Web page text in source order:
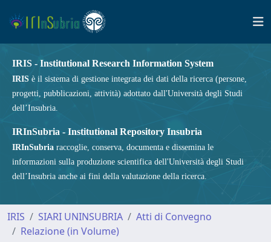
IRIS - Institutional Research Information System
IRIS è il sistema di gestione integrata dei dati della ricerca (persone,
progetti, pubblicazioni, attività) adottato dall'Università degli Studi
dell’Insubria.
IRInSubria - Institutional Repository Insubria
IRInSubria raccoglie, conserva, documenta e dissemina le
informazioni sulla produzione scientifica dell'Università degli Studi
dell’Insubria anche ai fini della valutazione della ricerca.
IRIS SIARI UNINSUBRIA
Atti di Convegno
Relazione (in Volume)